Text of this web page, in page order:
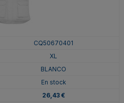
CQ50670401
XL
BLANCO
En stock
26,43 €